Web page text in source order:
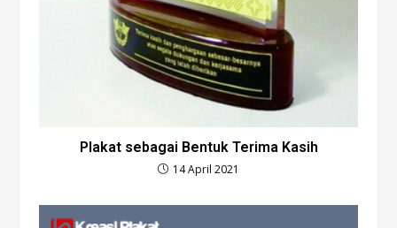
Plakat sebagai Bentuk Terima Kasih
14 April 2021